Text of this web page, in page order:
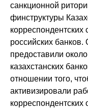
санкционной
финструктуры
корреспондентских
российских
предоставили
казахстанских
отношении того,
активизировали